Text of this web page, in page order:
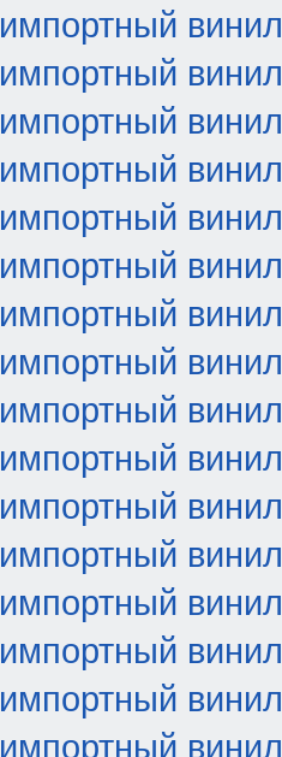
винил
винил
винил
винил
винил
винил
винил
винил
винил
винил
винил
винил
винил
винил
винил
винил